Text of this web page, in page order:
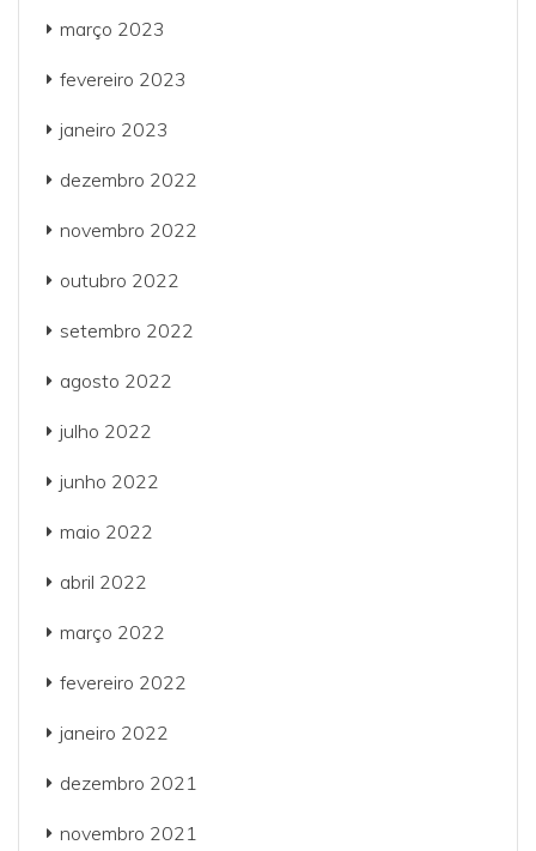
março 2023
fevereiro 2023
janeiro 2023
dezembro 2022
novembro 2022
outubro 2022
setembro 2022
agosto 2022
julho 2022
junho 2022
maio 2022
abril 2022
março 2022
fevereiro 2022
janeiro 2022
dezembro 2021
novembro 2021